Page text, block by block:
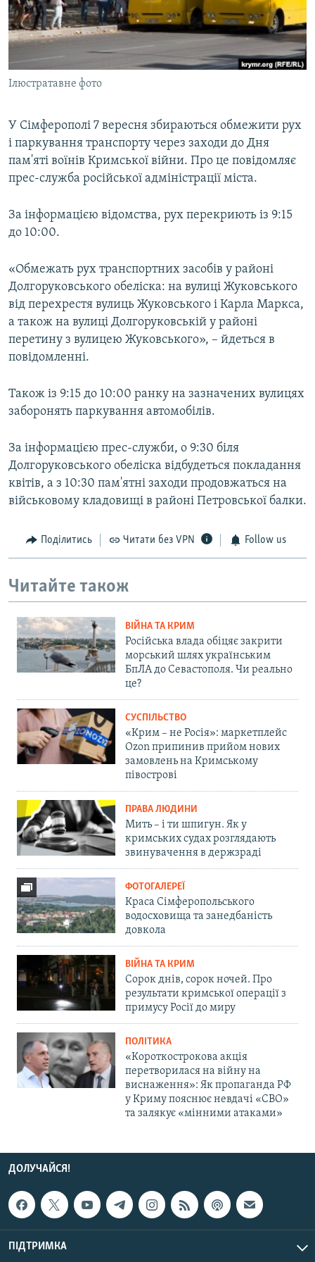
ВІДЕОУРОКИ «ELIFBE»
СВІДЧЕННЯ ОКУПАЦІЇ
УКРАЇНСЬКА ПРОБЛЕМА КРИМУ
ІНФОГРАФІКА
Русский
ДОЛУЧАЙСЯ!
Усі сайти RFE/RL
Ілюстратавне фото
У Сімферополі 7 вересня збираються обмежити рух
і паркування транспорту через заходи до Дня
пам'яті воїнів Кримської війни. Про це повідомляє
прес-служба російської адміністрації міста.
За інформацією відомства, рух перекриють із 9:15
до 10:00.
«Обмежать рух транспортних засобів у районі
Долгоруковського обеліска: на вулиці Жуковського
від перехрестя вулиць Жуковського і Карла Маркса,
а також на вулиці Долгоруковській у районі
перетину з вулицею Жуковського», – йдеться в
повідомленні.
Також із 9:15 до 10:00 ранку на зазначених вулицях
заборонять паркування автомобілів.
За інформацією прес-служби, о 9:30 біля
Долгоруковського обеліска відбудеться покладання
квітів, а з 10:30 пам'ятні заходи продовжаться на
військовому кладовищі в районі Петровської балки.
Поділитись Читати без VPN Follow us
Читайте також
ВІЙНА ТА КРИМ
Російська влада обіцяє закрити
морський шлях українським
БпЛА до Севастополя. Чи реально
це?
СУСПІЛЬСТВО
«Крим – не Росія»: маркетплейс
Ozon припинив прийом нових
замовлень на Кримському
півострові
ПРАВА ЛЮДИНИ
Мить – і ти шпигун. Як у
кримських судах розглядають
звинувачення в держзраді
ФОТОГАЛЕРЕЇ
Краса Сімферопольського
водосховища та занедбаність
довкола
ВІЙНА ТА КРИМ
Сорок днів, сорок ночей. Про
результати кримської операції з
примусу Росії до миру
ПОЛІТИКА
«Короткострокова акція
перетворилася на війну на
виснаження»: Як пропаганда РФ
у Криму пояснює невдачі «СВО»
та залякує «мінними атаками»
ДОЛУЧАЙСЯ!
ПІДТРИМКА